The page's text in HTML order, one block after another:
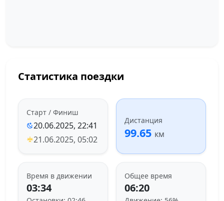
Статистика поездки
Старт / Финиш
20.06.2025, 22:41
21.06.2025, 05:02
Дистанция
99.65 км
Время в движении
03:34
Общее время
06:20